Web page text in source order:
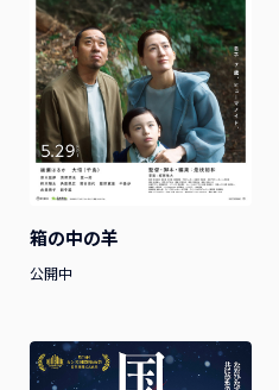
箱の中の羊
公開中